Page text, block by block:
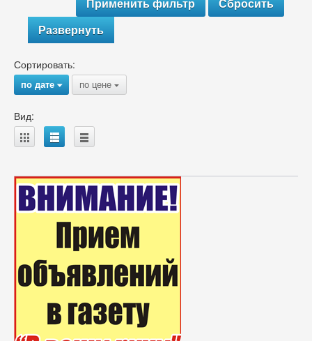
Развернуть
Сортировать:
по дате{ по цене {
Вид:
A B C